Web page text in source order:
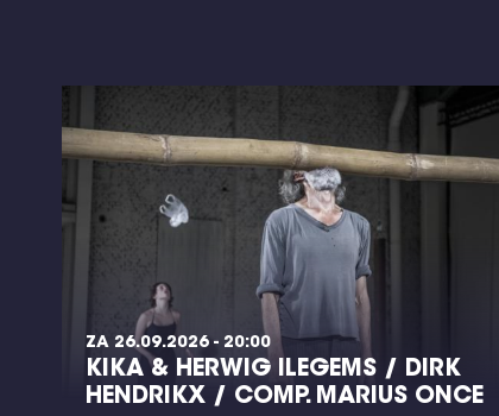
ZA 26.09.2026 - 20:00
KIKA & HERWIG ILEGEMS / DIRK
HENDRIKX / COMP. MARIUS ONCE